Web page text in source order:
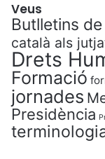
Veus
Butlletins
català als
Drets
Formació
jornades
Presidència